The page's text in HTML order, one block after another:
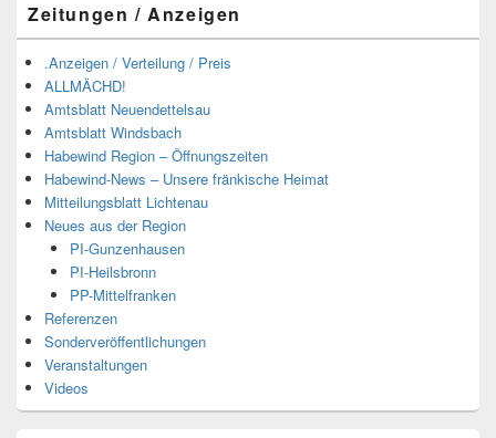
Zeitungen / Anzeigen
.Anzeigen / Verteilung / Preis
ALLMÄCHD!
Amtsblatt Neuendettelsau
Amtsblatt Windsbach
Habewind Region – Öffnungszeiten
Habewind-News – Unsere fränkische Heimat
Mitteilungsblatt Lichtenau
Neues aus der Region
PI-Gunzenhausen
PI-Heilsbronn
PP-Mittelfranken
Referenzen
Sonderveröffentlichungen
Veranstaltungen
Videos